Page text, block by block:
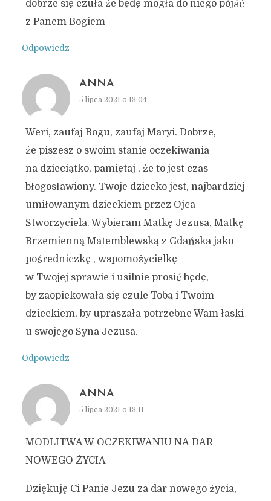
dobrze się czuła że będę mogła do niego pójść
z Panem Bogiem
Odpowiedz
ANNA
5 lipca 2021 o 13:04
Weri, zaufaj Bogu, zaufaj Maryi. Dobrze,
że piszesz o swoim stanie oczekiwania
na dzieciątko, pamiętaj , że to jest czas
błogosławiony. Twoje dziecko jest, najbardziej
umiłowanym dzieckiem przez Ojca
Stworzyciela. Wybieram Matkę Jezusa, Matkę
Brzemienną Matemblewską z Gdańska jako
pośredniczkę , wspomożycielkę
w Twojej sprawie i usilnie prosić będę,
by zaopiekowała się czule Tobą i Twoim
dzieckiem, by upraszała potrzebne Wam łaski
u swojego Syna Jezusa.
Odpowiedz
ANNA
5 lipca 2021 o 13:11
MODLITWA W OCZEKIWANIU NA DAR
NOWEGO ŻYCIA
Dziękuję Ci Panie Jezu za dar nowego życia,